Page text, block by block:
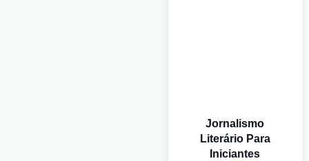
Jornalismo
Literário Para
Iniciantes